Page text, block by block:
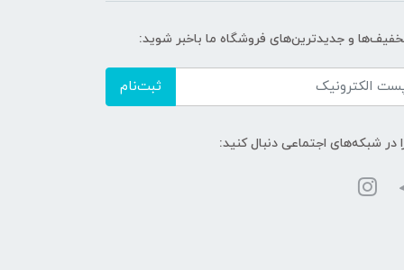
و جدیدترین‌های فروشگاه ما باخبر شوید:
ثبت‌نام
در شبکه‌های اجتماعی دنبال کنید: